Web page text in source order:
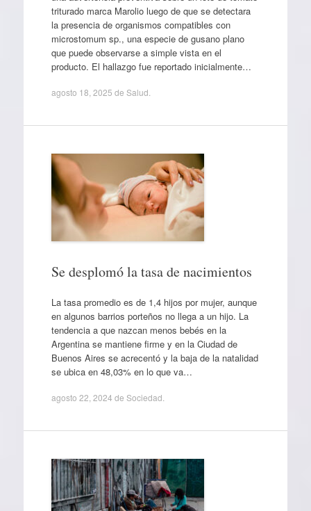
triturado marca Marolio luego de que se detectara
la presencia de organismos compatibles con
microstomum sp., una especie de gusano plano
que puede observarse a simple vista en el
producto. El hallazgo fue reportado inicialmente…
agosto 18, 2025 de Salud
Se desplomó la tasa de nacimientos
La tasa promedio es de 1,4 hijos por mujer, aunque
en algunos barrios porteños no llega a un hijo. La
tendencia a que nazcan menos bebés en la
Argentina se mantiene firme y en la Ciudad de
Buenos Aires se acrecentó y la baja de la natalidad
se ubica en 48,03% en lo que va…
agosto 22, 2024 de Sociedad